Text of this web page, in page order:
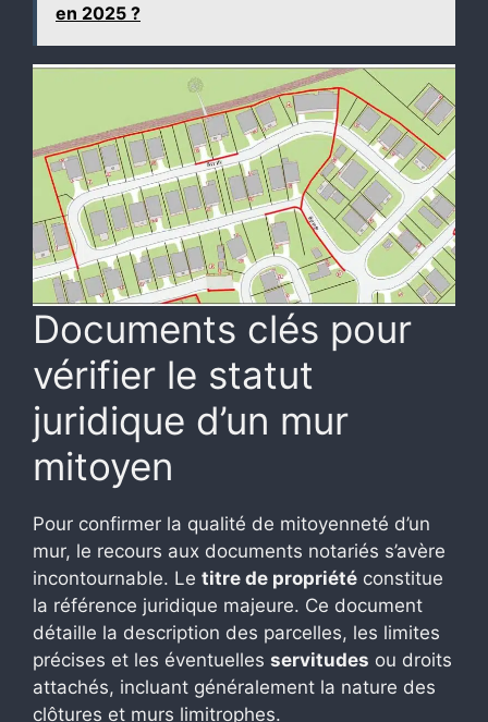
en 2025 ?
Documents clés pour
vérifier le statut
juridique d’un mur
mitoyen
Pour confirmer la qualité de mitoyenneté d’un
mur, le recours aux documents notariés s’avère
incontournable. Le titre de propriété constitue
la référence juridique majeure. Ce document
détaille la description des parcelles, les limites
précises et les éventuelles servitudes ou droits
attachés, incluant généralement la nature des
clôtures et murs limitrophes.